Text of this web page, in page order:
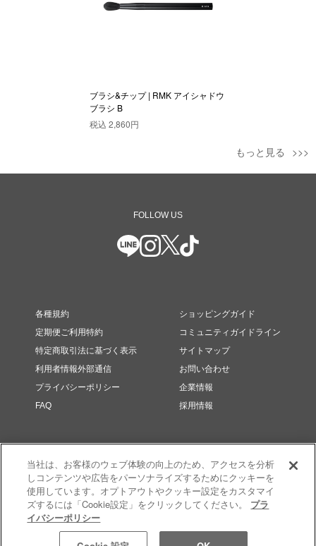
ブラシ&チップ | RMK アイシャドウ
ブラシ B
税込 2,860円
もっと見る
FOLLOW US
各種規約
定期便ご利用特約
特定商取引法に基づく表示
利用者情報外部通信
プライバシーポリシー
FAQ
ショッピングガイド
コミュニティガイドライン
サイトマップ
お問い合わせ
企業情報
採用情報
© RMK Div. e’quipe, LTD. All rights reserved.
当社は、お客様のウェブ体験の向上のため、アクセスを分析
しコンテンツや広告をパーソナライズするためにクッキーを
使用しています。オプトアウトやクッキー設定をカスタマイ
ズするには「Cookie設定」をクリックしてください。 プラ
イバシーポリシー